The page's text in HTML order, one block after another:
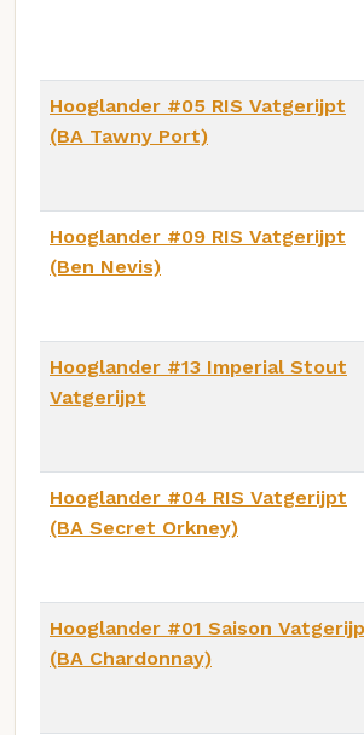
Hooglander #05 RIS Vatgerijpt
(BA Tawny Port)
Hooglander #09 RIS Vatgerijpt
(Ben Nevis)
Hooglander #13 Imperial Stout
Vatgerijpt
Hooglander #04 RIS Vatgerijpt
(BA Secret Orkney)
Hooglander #01 Saison
(BA Chardonnay)